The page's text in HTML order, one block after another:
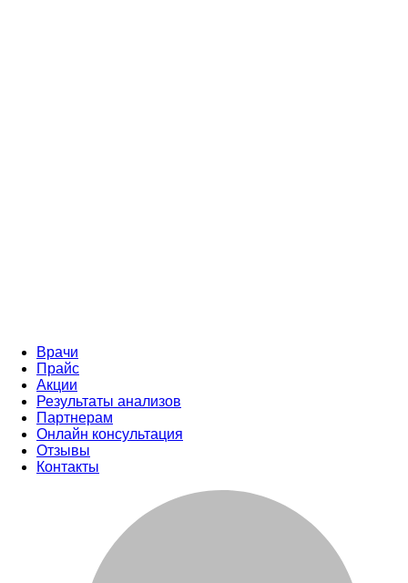
Врачи
Прайс
Акции
Результаты анализов
Партнерам
Онлайн консультация
Отзывы
Контакты